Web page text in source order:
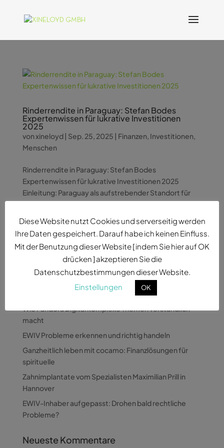
Rinderrendite in Paraguay: Stefan Bodes
Expertenwissen für lukrative Investitionen
2025
vonxineloyd| Sep. 25, 2025 | Finanzen, Investitionen,
Menschen
Rinderrendite in Paraguay: Stefan Bodes
Expertenwissen für lukrative Investitionen 2025
Einleitung: Paraguay als aufstrebender Standort für
Rinderinvestitionen In den letzten Jahren hat sich
internationale Investoren...
Neueste Beiträge
Wie Pandora Digital komplexe Themen verständlich
macht
EWIV Probleme erkennen und richtig handeln
Ganzheitlich leben mit cocamo: Finanzlösungen für
spirituelle
Zahnimplantate vom Spezialisten Maximilian Prill in
Hannover
EWIV-Inhaber aufgepasst: Drohen bald rechtliche
Probleme?
Neueste Kommentare
Diese Website nutzt Cookies und serverseitig werden
Ihre Daten gespeichert. Darauf habe ich keinen Einfluss.
Mit der Benutzung dieser Website [ indem Sie hier auf OK
drücken ] akzeptieren Sie die
Datenschutzbestimmungen dieser Website.
Einstellungen
OK